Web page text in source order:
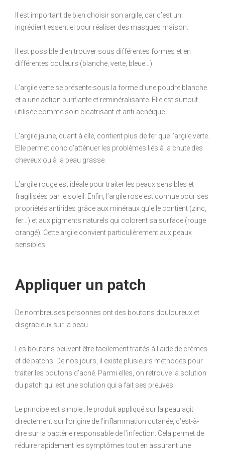
Il est important de bien choisir son argile, car c’est un
ingrédient essentiel pour réaliser des masques maison.
Il est possible d’en trouver sous différentes formes et en
différentes couleurs (blanche, verte, bleue…).
L’argile verte se présente sous la forme d’une poudre blanche
et a une action purifiante et reminéralisante. Elle est surtout
utilisée comme soin cicatrisant et anti-acnéique.
L’argile jaune, quant à elle, contient plus de fer que l’argile verte.
Elle permet donc d’atténuer les problèmes liés à la chute des
cheveux ou à la peau grasse.
L’argile rouge est idéale pour traiter les peaux sensibles et
fragilisées par le soleil. Enfin, l’argile rose est connue pour ses
propriétés antirides grâce aux minéraux qu’elle contient (zinc,
fer…) et aux pigments naturels qui colorent sa surface (rouge
orangé). Cette argile convient particulièrement aux peaux
sensibles.
Appliquer un patch
De nombreuses personnes ont des boutons douloureux et
disgracieux sur la peau.
Les boutons peuvent être facilement traités à l’aide de crèmes
et de patchs. De nos jours, il existe plusieurs méthodes pour
traiter les boutons d’acné. Parmi elles, on retrouve la solution
du patch qui est une solution qui a fait ses preuves.
Le principe est simple : le produit appliqué sur la peau agit
directement sur l’origine de l’inflammation cutanée, c’est-à-
dire sur la bactérie responsable de l’infection. Cela permet de
réduire rapidement les symptômes tout en assurant une